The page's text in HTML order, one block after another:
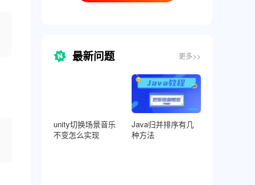
最新问题 更多>>
unity切换场景音乐
不变怎么实现
Java归并排序有几
种方法